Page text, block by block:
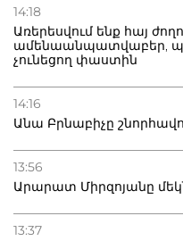
14:18
Առերեսվում ենք հայ
ամենաանպատվաբեր,
չունեցող փաստին
14:16
Անա Բրնաբիչը
13:56
Արարատ Միրզոյանը
13:37